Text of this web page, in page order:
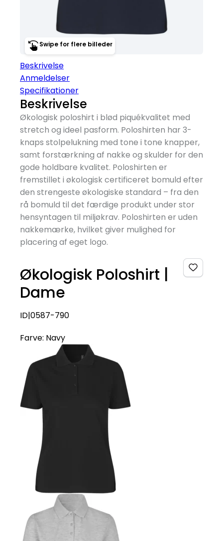
Swipe for flere billeder
Beskrivelse
Anmeldelser
Specifikationer
Beskrivelse
Økologisk poloshirt i blød piquékvalitet med
stretch og ideel pasform. Poloshirten har 3-
knaps stolpelukning med tone i tone knapper,
samt forstærkning af nakke og skulder for den
gode holdbare kvalitet. Poloshirten er
fremstillet i økologisk certificeret bomuld efter
den strengeste økologiske standard – fra den
rå bomuld til det færdige produkt under stor
hensyntagen til miljøkrav. Poloshirten er uden
nakkemærke, hvilket giver mulighed for
placering af eget logo.
Økologisk Poloshirt |
Dame
ID|0587-790
Farve: Navy